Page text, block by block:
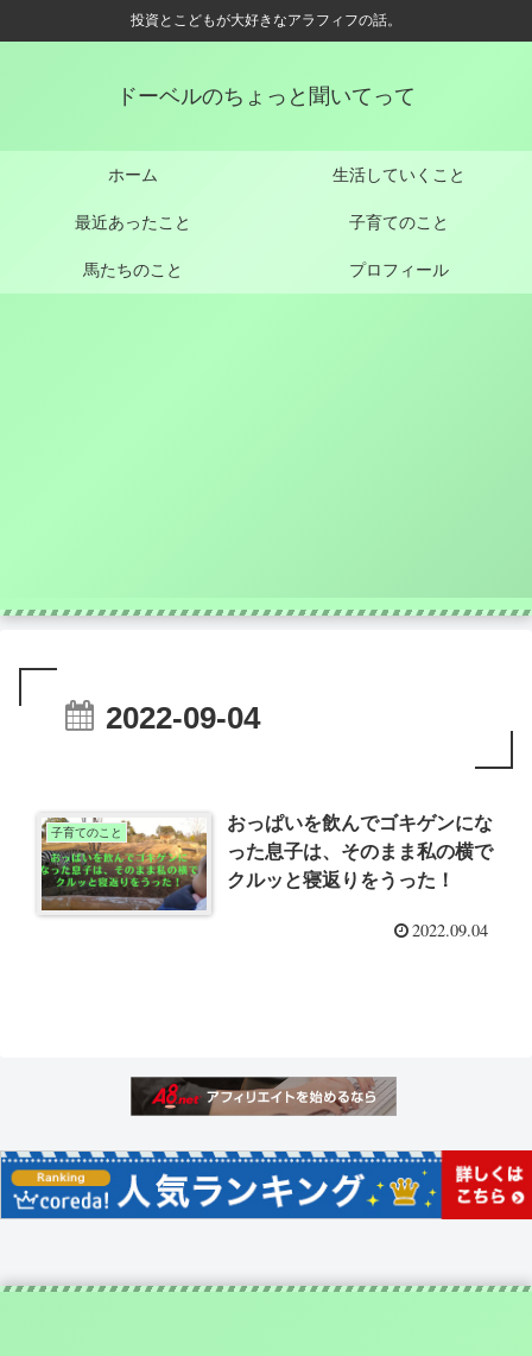
投資とこどもが大好きなアラフィフの話。
ドーベルのちょっと聞いてって
ホーム 生活していくこと
最近あったこと 子育てのこと
馬たちのこと プロフィール
2022-09-04
子育てのこと
おっぱいを飲んでゴキゲンにな
った息子は、そのまま私の横で
クルッと寝返りをうった！
2022.09.04